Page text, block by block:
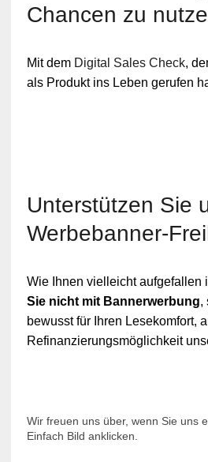
Chancen zu
Mit dem Digital Sales Check,
als Produkt ins Leben gerufen
Unterstützen Sie
Werbebanner-
Wie Ihnen vielleicht aufgefallen
Sie nicht mit Bannerwerbung,
bewusst für Ihren Lesekomfort,
Refinanzierungsmöglichkeit
Wir freuen uns über, wenn Sie uns
Einfach Bild anklicken.